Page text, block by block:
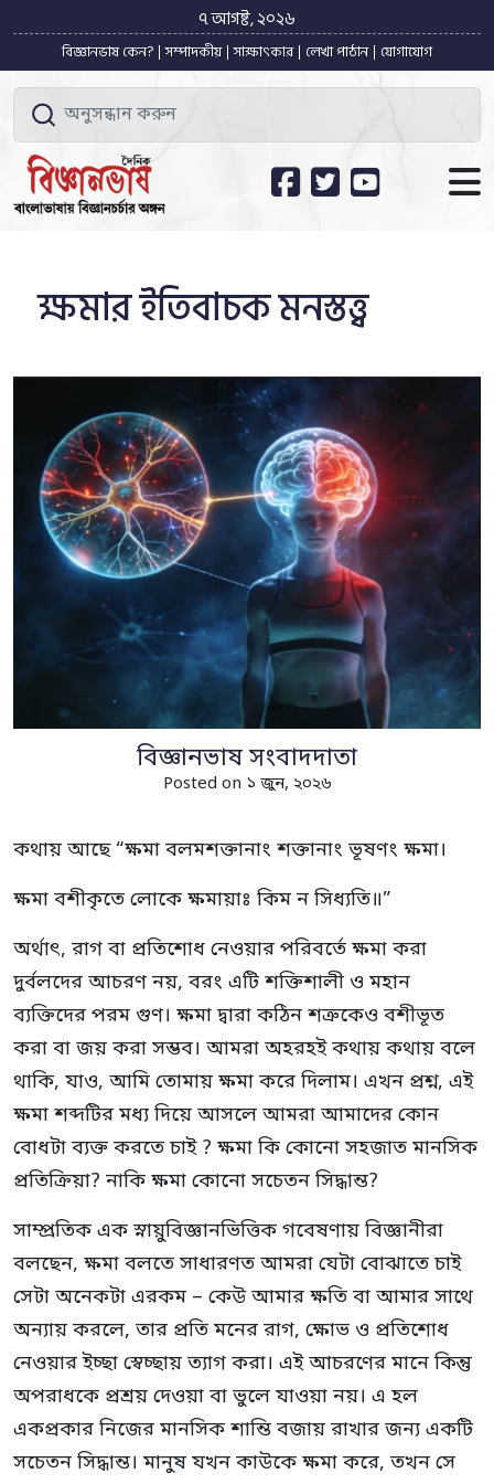
৭ আগষ্ট, ২০২৬
বিজ্ঞানভাষ কেন? সম্পাদকীয় সাক্ষাৎকার লেখা পাঠান যোগাযোগ
ক্ষমার ইতিবাচক মনস্তত্ত্ব
বিজ্ঞানভাষ সংবাদদাতা
Posted on ১ জুন, ২০২৬
কথায় আছে “ক্ষমা বলমশক্তানাং শক্তানাং ভূষণং ক্ষমা।
ক্ষমা বশীকৃতে লোকে ক্ষমায়াঃ কিম ন সিধ্যতি॥”
অর্থাৎ, রাগ বা প্রতিশোধ নেওয়ার পরিবর্তে ক্ষমা করা
দুর্বলদের আচরণ নয়, বরং এটি শক্তিশালী ও মহান
ব্যক্তিদের পরম গুণ। ক্ষমা দ্বারা কঠিন শত্রুকেও বশীভূত
করা বা জয় করা সম্ভব। আমরা অহরহই কথায় কথায় বলে
থাকি, যাও, আমি তোমায় ক্ষমা করে দিলাম। এখন প্রশ্ন, এই
ক্ষমা শব্দটির মধ্য দিয়ে আসলে আমরা আমাদের কোন
বোধটা ব্যক্ত করতে চাই ? ক্ষমা কি কোনো সহজাত মানসিক
প্রতিক্রিয়া? নাকি ক্ষমা কোনো সচেতন সিদ্ধান্ত?
সাম্প্রতিক এক স্নায়ুবিজ্ঞানভিত্তিক গবেষণায় বিজ্ঞানীরা
বলছেন, ক্ষমা বলতে সাধারণত আমরা যেটা বোঝাতে চাই
সেটা অনেকটা এরকম – কেউ আমার ক্ষতি বা আমার সাথে
অন্যায় করলে, তার প্রতি মনের রাগ, ক্ষোভ ও প্রতিশোধ
নেওয়ার ইচ্ছা স্বেচ্ছায় ত্যাগ করা। এই আচরণের মানে কিন্তু
অপরাধকে প্রশ্রয় দেওয়া বা ভুলে যাওয়া নয়। এ হল
একপ্রকার নিজের মানসিক শান্তি বজায় রাখার জন্য একটি
সচেতন সিদ্ধান্ত। মানুষ যখন কাউকে ক্ষমা করে, তখন সে